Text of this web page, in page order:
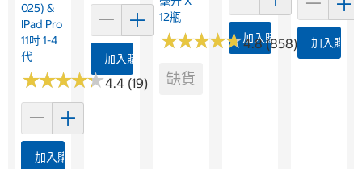
025) &
IPad Pro
11吋 1-4
代
★★★★★
★★★★★4.4 (19)
加入購物車
加入購物車
12瓶
★★★★★
★★★★★4.8 (858)
缺貨
加入購物車 加入購物